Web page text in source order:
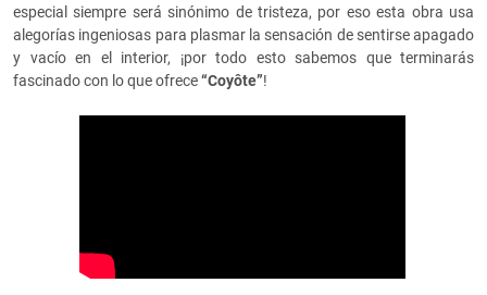
especial siempre será sinónimo de tristeza, por eso esta obra usa
alegorías ingeniosas para plasmar la sensación de sentirse apagado
y vacío en el interior, ¡por todo esto sabemos que terminarás
fascinado con lo que ofrece“Coyôte”!